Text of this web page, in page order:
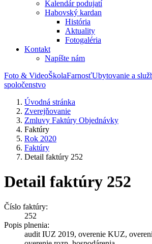
Kalendár podujatí
Habovský kardan
História
Aktuality
Fotogaléria
Kontakt
Napíšte nám
Foto & VideoŠkolaFarnosťUbytovanie a
spoločenstvo
Úvodná stránka
Zverejňovanie
Zmluvy Faktúry Objednávky
Faktúry
Rok 2020
Faktúry
Detail faktúry 252
Detail faktúry 252
Číslo faktúry:
252
Popis plnenia:
audit IUZ 2019, overenie KUZ,